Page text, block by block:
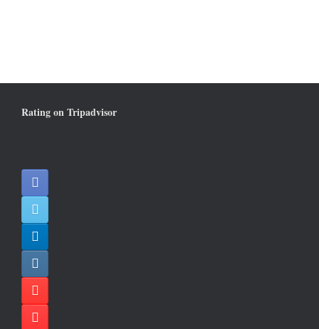
Rating on Tripadvisor